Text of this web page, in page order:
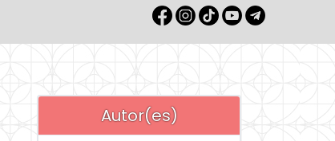
Autor(es)